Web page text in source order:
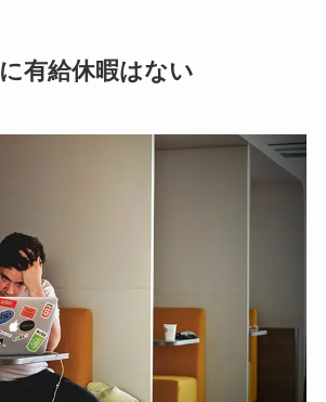
有給休暇はない